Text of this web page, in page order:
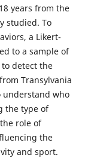
years from the
studied. To
a Likert-
to a sample of
detect the
Transylvania
understand who
the type of
role of
the
and sport.